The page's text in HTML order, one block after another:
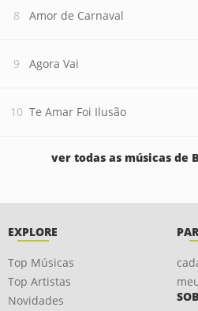
Amor de Carnaval
Agora Vai
Te Amar Foi Ilusão
ver todas as músicas de
EXPLORE
Top Músicas
Top Artistas
Novidades